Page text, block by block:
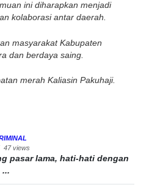
ini diharapkan menjadi
kolaborasi antar daerah.
masyarakat Kabupaten
dan berdaya saing.
merah Kaliasin Pakuhaji.
47 views
pasar lama, hati-hati dengan
...